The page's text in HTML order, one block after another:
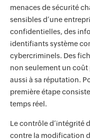
menaces de sécurité
sensibles d’une
confidentielles, des
identifiants système
cybercriminels. Des
non seulement un coût
aussi à sa réputation.
première étape
temps réel.
Le contrôle d’intégrité
contre la modification